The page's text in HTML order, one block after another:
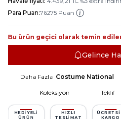
Para Puan:76275 Puan
Bu ürün geçici olarak temin
Gelince
Daha Fazla Costume National
Koleksiyon Teklif
HEDIYELI
ÜRÜN
HIZLI
TESLIMAT
KARGO